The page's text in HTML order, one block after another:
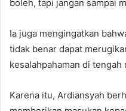
boleh, tapi jangan sampai
Ia juga mengingatkan
tidak benar dapat
kesalahpahaman di tengah
Karena itu, Ardiansyah